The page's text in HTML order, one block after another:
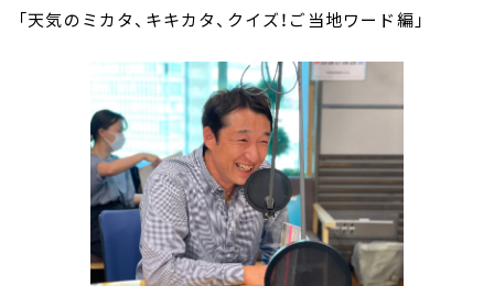
「天気のミカタ、キキカタ、クイズ！ご当地ワード編」